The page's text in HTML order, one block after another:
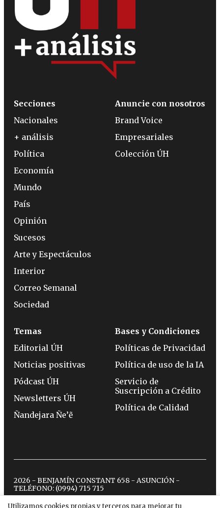
Utilizamos cookies propias y terceros para mejorar tu
Secciones
Nacionales
+ análisis
Política
Economía
Mundo
País
Opinión
Sucesos
Arte y Espectáculos
Interior
Correo Semanal
Sociedad
Anuncie con nosotros
Brand Voice
Empresariales
Colección ÚH
Temas
Editorial ÚH
Noticias positivas
Pódcast ÚH
Newsletters ÚH
Ñandejara Ñe’ẽ
Bases y Condiciones
Políticas de Privacidad
Política de uso de la IA
Servicio de
Suscripción a Crédito
Política de Calidad
2026 - BENJAMÍN CONSTANT 658 - ASUNCIÓN -
TELÉFONO: (0994) 715 715